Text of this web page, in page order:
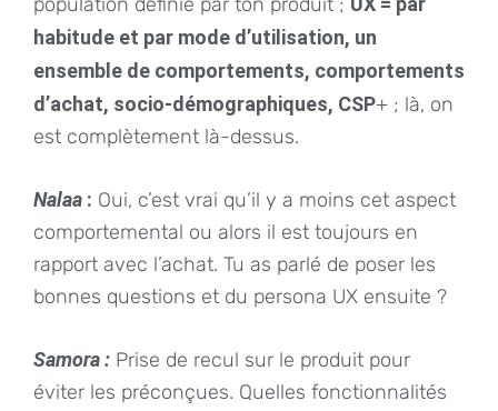
habitude et par mode d’utilisation, un
ensemble de comportements, comportements
d’achat, socio-démographiques, CSP+ ; là, on
est complètement là-dessus.
Nalaa : Oui, c’est vrai qu’il y a moins cet aspect
comportemental ou alors il est toujours en
rapport avec l’achat. Tu as parlé de poser les
bonnes questions et du persona UX ensuite ?
Samora : Prise de recul sur le produit pour
éviter les préconçues. Quelles fonctionnalités